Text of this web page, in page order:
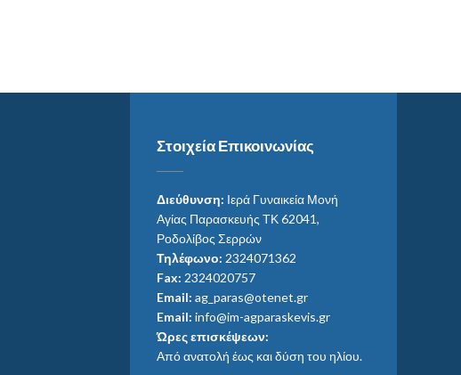
Στοιχεία Επικοινωνίας
Διεύθυνση: Ιερά Γυναικεία Μονή
Αγίας Παρασκευής ΤΚ 62041,
Ροδολίβος Σερρών
Τηλέφωνο: 2324071362
Fax: 2324020757
Email: ag_paras@otenet.gr
Email: info@im-agparaskevis.gr
Ώρες επισκέψεων:
Από ανατολή έως και δύση του ηλίου.